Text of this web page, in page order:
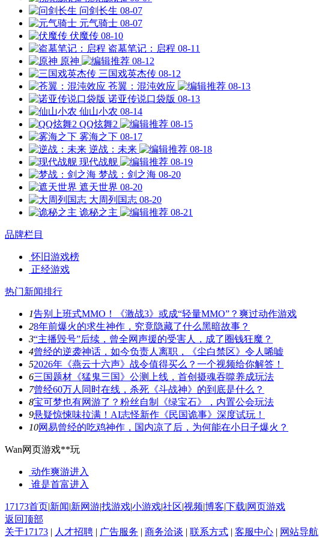
问剑长生 08-07
元气骑士 08-07
伏魔传 08-10
盗墓笔记：启程 08-11
原神
08-12
三国戏英杰传 08-12
苍翼：混沌效应
08-13
诺亚传说口袋版 08-13
仙山小农 08-14
QQ炫舞2
08-15
雾海之下 08-17
逆战：未来
08-18
现代战舰
08-19
梦战：剑之海 08-20
遮天世界 08-20
大周列国志 08-20
诡秘之主
08-21
品牌栏目
怀旧游戏榜
正经游戏
热门新闻排行
1告别上班式MMO！《激战3》或成“轻量MMO”？爽过动作游戏
28年前爆火的求生神作，究竟隐藏了什么黑暗故事？
3“主播毁号”后续，曾全网声援的受害人，成了圈钱狂魔？
4曾经的逆袭神话，如今负责人离职，《尘白禁区》令人唏嘘
52026年《燕云十六声》战令值得买么？一个视频给你解答！
6三国题材《猛鬼三国》公测上线，首创摄魂吞噬养成玩法
7曾经60万人同时在线，杀死《斗战神》的到底是什么？
8宝可梦也有网游了？粉丝自制《绿宝石》，内置公会玩法
9悬疑惊悚味拉满！AI志怪新作《民国诡事》深度试玩！
10网易曾经的吃鸡神作，国内凉了后，为何能在小日子爆火？
Wan网页游戏**玩
动作爽游进入
谁是首富进入
17173首页|新闻|新网游|找游戏|小游戏|社区|视频|博客|下载|网页游戏
返回顶部
关于17173 | 人才招聘 | 广告服务 | 商务洽谈 | 联系方式 | 客服中心 | 网站导航